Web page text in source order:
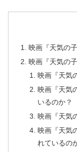
映画『天気の
映画『天気の
映画『天気
映画『天気
いるのか？
映画『天気
映画『天気
れているの